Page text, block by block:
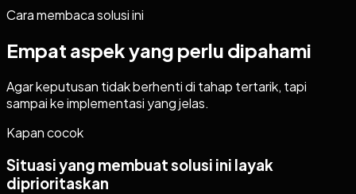
Cara membaca solusi ini
Empat aspek yang perlu dipahami
Agar keputusan tidak berhenti di tahap tertarik, tapi
sampai ke implementasi yang jelas.
Kapan cocok
Situasi yang membuat solusi ini layak
diprioritaskan